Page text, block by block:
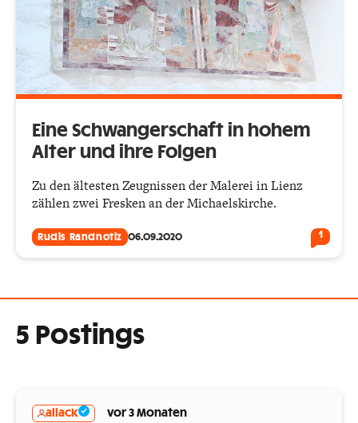
Eine Schwangerschaft in hohem
Alter und ihre Folgen
Zu den ältesten Zeugnissen der Malerei in Lienz
zählen zwei Fresken an der Michaelskirche.
Rudis Randnotiz 06.09.2020 1
5 Postings
allack vor 3 Monaten